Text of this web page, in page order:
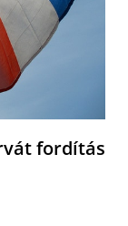
fordítás